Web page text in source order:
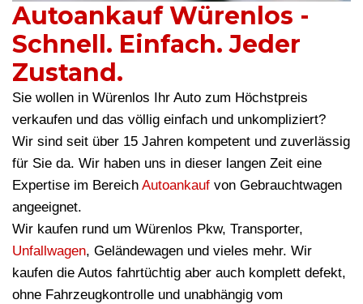
Autoankauf Würenlos -
Schnell. Einfach. Jeder
Zustand.
Sie wollen in Würenlos Ihr Auto zum Höchstpreis
verkaufen und das völlig einfach und unkompliziert?
Wir sind seit über 15 Jahren kompetent und zuverlässig
für Sie da. Wir haben uns in dieser langen Zeit eine
Expertise im Bereich Autoankauf von Gebrauchtwagen
angeeignet.
Wir kaufen rund um Würenlos Pkw, Transporter,
Unfallwagen, Geländewagen und vieles mehr. Wir
kaufen die Autos fahrtüchtig aber auch komplett defekt,
ohne Fahrzeugkontrolle und unabhängig vom